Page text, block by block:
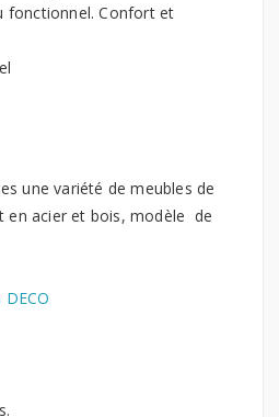
fonctionnel. Confort et
une variété de meubles de
en acier et bois, modèle de